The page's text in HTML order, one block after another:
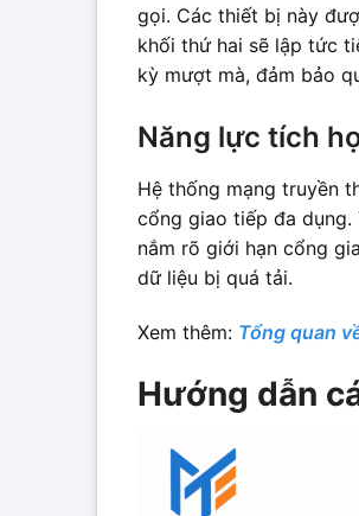
gọi. Các thiết bị này
khối thứ hai sẽ lập tức
kỳ mượt mà, đảm bảo
Năng lực tích
Hệ thống mạng truyền
cổng giao tiếp đa dụng.
nắm rõ giới hạn cổng
dữ liệu bị quá tải.
Xem thêm: Tổng quan
Hướng dẫn